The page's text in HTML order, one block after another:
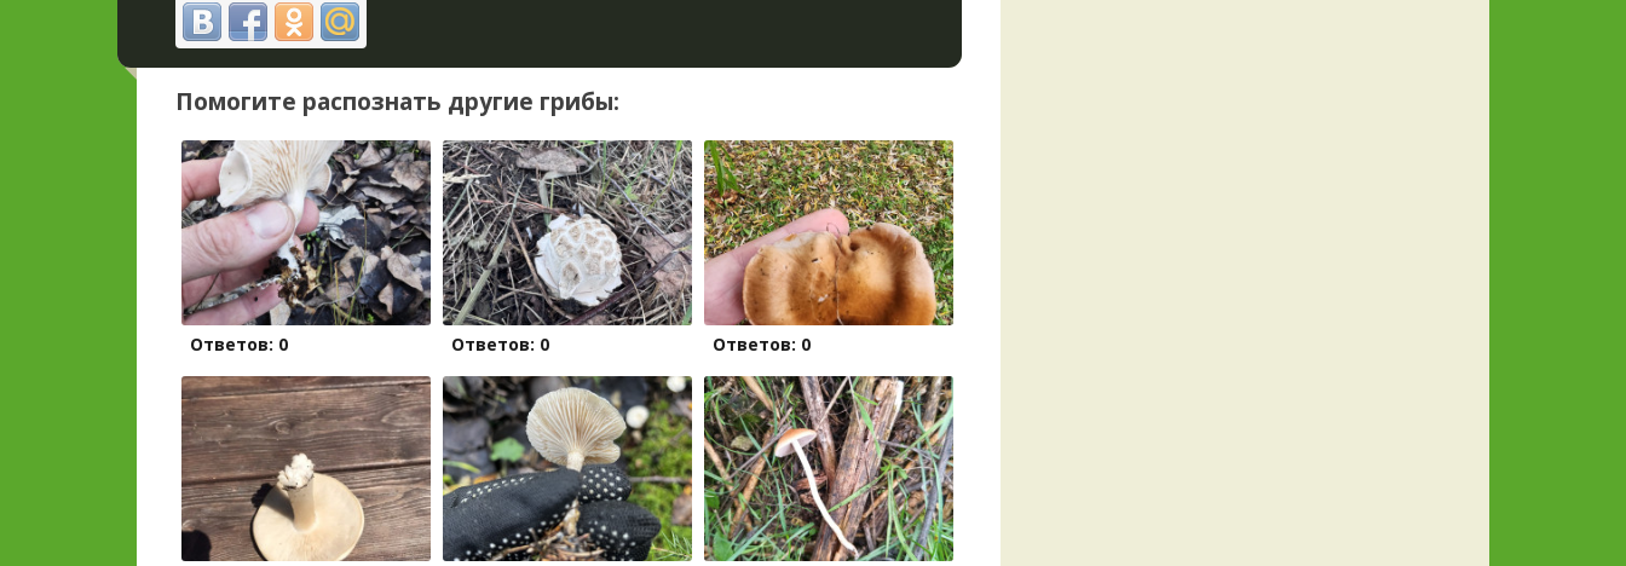
Помогите распознать другие грибы:
Ответов: 0 Ответов: 0 Ответов: 0